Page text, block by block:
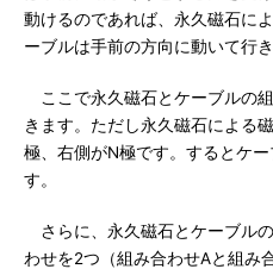
動けるのであれば、永久磁石に
ーブルは手前の方向に動いて行き
ここで永久磁石とケーブルの
きます。ただし永久磁石による
極、右側がN極です。するとケ
す。
さらに、永久磁石とケーブル
わせを2つ（組み合わせAと組み